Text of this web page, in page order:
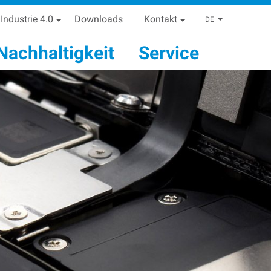
Industrie 4.0 Downloads Kontakt DE List
Service